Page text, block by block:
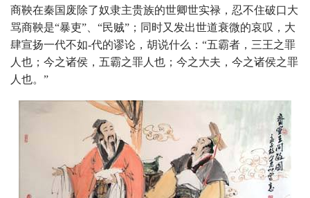
商鞅在秦国废除了奴隶主贵族的世卿世实禄，忍不住破口大
骂商鞅是“暴吏”、“民贼”；同时又发出世道衰微的哀叹，大
肆宣扬一代不如-代的谬论，胡说什么：“五霸者，三王之罪
人也；今之诸侯，五霸之罪人也；今之大夫，今之诸侯之罪
人也。”